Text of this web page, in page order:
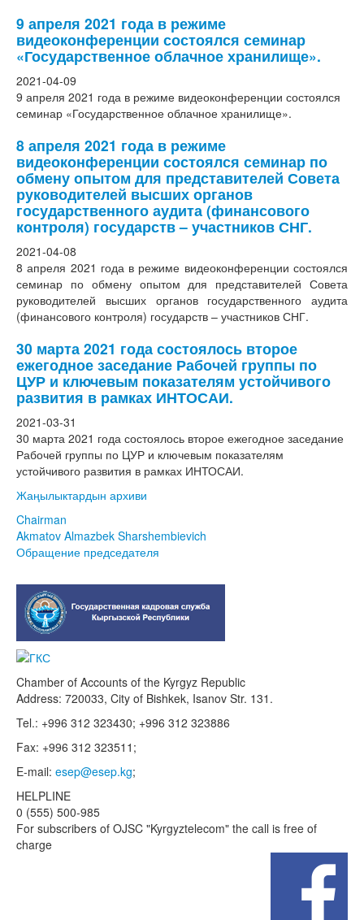
9 апреля 2021 года в режиме
видеоконференции состоялся семинар
«Государственное облачное хранилище».
2021-04-09
9 апреля 2021 года в режиме видеоконференции состоялся
семинар «Государственное облачное хранилище».
8 апреля 2021 года в режиме
видеоконференции состоялся семинар по
обмену опытом для представителей Совета
руководителей высших органов
государственного аудита (финансового
контроля) государств – участников СНГ.
2021-04-08
8 апреля 2021 года в режиме видеоконференции состоялся
семинар по обмену опытом для представителей Совета
руководителей высших органов государственного аудита
(финансового контроля) государств – участников СНГ.
30 марта 2021 года состоялось второе
ежегодное заседание Рабочей группы по
ЦУР и ключевым показателям устойчивого
развития в рамках ИНТОСАИ.
2021-03-31
30 марта 2021 года состоялось второе ежегодное заседание
Рабочей группы по ЦУР и ключевым показателям
устойчивого развития в рамках ИНТОСАИ.
Жаңылыктардын архиви
Chairman
Akmatov Almazbek Sharshembievich
Обращение председателя
Chamber of Accounts of the Kyrgyz Republic
Address: 720033, City of Bishkek, Isanov Str. 131.
Tel.: +996 312 323430; +996 312 323886
Fax: +996 312 323511;
E-mail: esep@esep.kg;
HELPLINE
0 (555) 500-985
For subscribers of OJSC "Kyrgyztelecom" the call is free of
charge